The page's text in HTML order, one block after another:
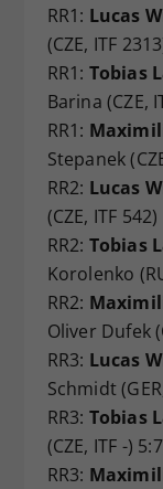
RR1: Lucas
(CZE, ITF
RR1: Tobias
Barina (CZE,
RR1:
Stepanek
RR2: Lucas
(CZE, ITF
RR2: Tobias
Korolenko
RR2:
Oliver Dufek
RR3: Lucas
Schmidt
RR3: Tobias
(CZE, ITF -)
RR3: